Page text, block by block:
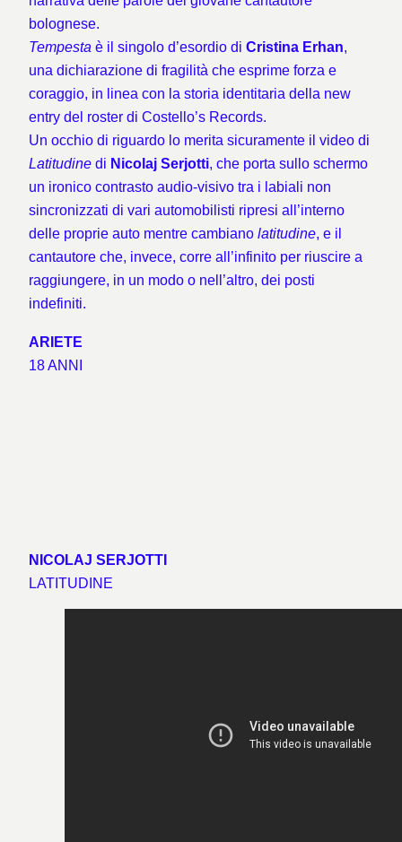
bolognese.
Tempesta è il singolo d’esordio di Cristina Erhan,
una dichiarazione di fragilità che esprime forza e
coraggio, in linea con la storia identitaria della new
entry del roster di Costello’s Records.
Un occhio di riguardo lo merita sicuramente il video di
Latitudine di Nicolaj Serjotti, che porta sullo schermo
un ironico contrasto audio-visivo tra i labiali non
sincronizzati di vari automobilisti ripresi all’interno
delle proprie auto mentre cambiano latitudine, e il
cantautore che, invece, corre all’infinito per riuscire a
raggiungere, in un modo o nell’altro, dei posti
indefiniti.
ARIETE
18 ANNI
NICOLAJ SERJOTTI
LATITUDINE